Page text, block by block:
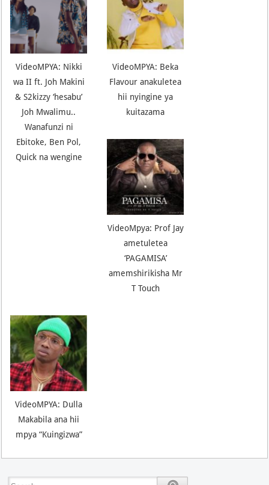
VideoMPYA: Nikki
wa II ft. Joh Makini
& S2kizzy ‘hesabu’
Joh Mwalimu..
Wanafunzi ni
Ebitoke, Ben Pol,
Quick na wengine
VideoMPYA: Beka
Flavour anakuletea
hii nyingine ya
kuitazama
VideoMpya: Prof Jay
ametuletea
‘PAGAMISA’
amemshirikisha Mr
T Touch
VideoMPYA: Dulla
Makabila ana hii
mpya “Kuingizwa”